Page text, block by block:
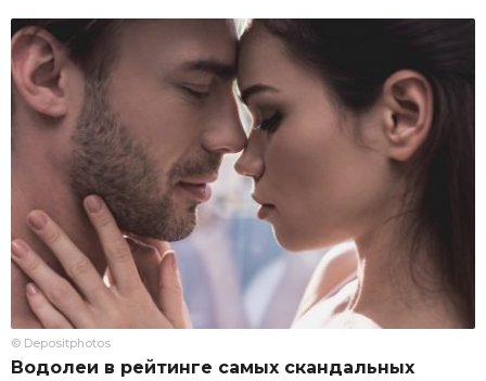
© Depositphotos
Водолеи в рейтинге самых скандальных